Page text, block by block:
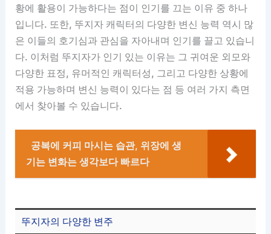
황에 활용이 가능하다는 점이 인기를 끄는 이유 중 하나
입니다. 또한, 뚜지자 캐릭터의 다양한 변신 능력 역시 많
은 이들의 호기심과 관심을 자아내며 인기를 끌고 있습니
다. 이처럼 뚜지자가 인기 있는 이유는 그 귀여운 외모와
다양한 표정, 유머적인 캐릭터성, 그리고 다양한 상황에
적용 가능하며 변신 능력이 있다는 점 등 여러 가지 측면
에서 찾아볼 수 있습니다.
공복에 커피 마시는 습관, 위장에 생
기는 변화는 생각보다 빠르다
뚜지자의 다양한 변주